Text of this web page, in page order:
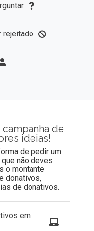
rejeitado
de
ideias!
de pedir um
não deves
o montante
donativos,
de donativos.
em